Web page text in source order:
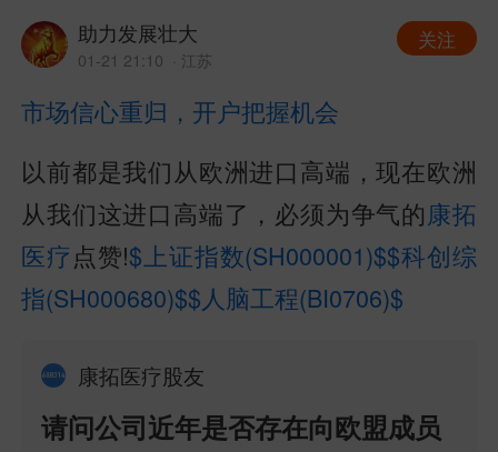
助力发展壮大
01-21 21:10 · 江苏
关注
市场信心重归，开户把握机会
以前都是我们从欧洲进口高端，现在欧洲
从我们这进口高端了，必须为争气的康拓
医疗点赞!$上证指数(SH000001)$$科创综
指(SH000680)$$人脑工程(BI0706)$
康拓医疗股友
请问公司近年是否存在向欧盟成员